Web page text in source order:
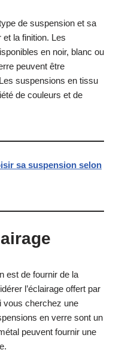
de suspension et sa
la finition. Les
en noir, blanc ou
peuvent être
suspensions en tissu
de couleurs et de
sa suspension selon
est de fournir de la
l’éclairage offert par
vous cherchez une
en verre sont un
peuvent fournir une